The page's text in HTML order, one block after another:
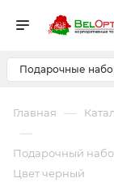
Подарочные
Главная —
—
Подарочный
Цвет черный